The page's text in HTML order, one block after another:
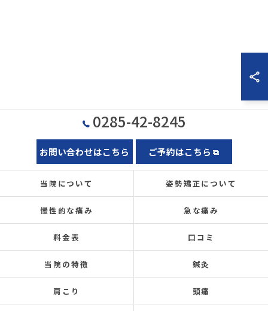
0285-42-8245
お問い合わせはこちら ご予約はこちら
当院について 姿勢矯正について
慢性的な痛み 急な痛み
料金表 口コミ
当院の特徴 鍼灸
肩こり 頭痛